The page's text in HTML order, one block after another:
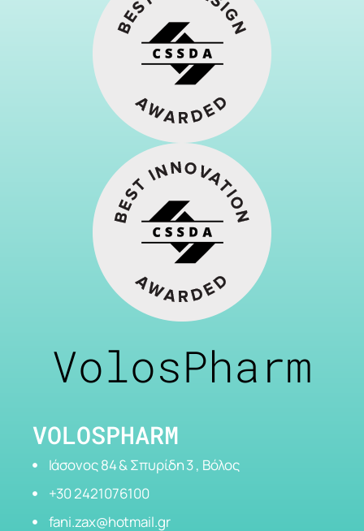
VolosPharm
VOLOSPHARM
Ιάσονος 84 & Σπυρίδη 3 , Βόλος
+30 2421076100
fani.zax@hotmail.gr